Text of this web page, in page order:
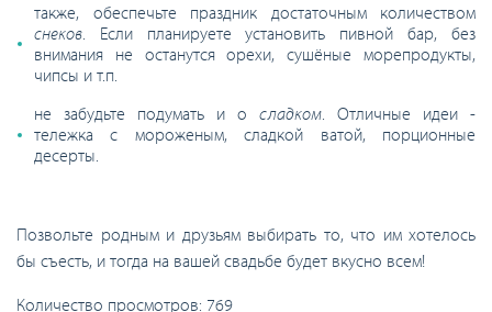
также, обеспечьте праздник достаточным количеством
снеков. Если планируете установить пивной бар, без
внимания не останутся орехи, сушёные морепродукты,
чипсы и т.п.
не забудьте подумать и о сладком. Отличные идеи -
тележка с мороженым, сладкой ватой, порционные
десерты.
Позвольте родным и друзьям выбирать то, что им хотелось
бы съесть, и тогда на вашей свадьбе будет вкусно всем!
Количество просмотров: 769